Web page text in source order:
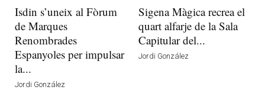
Isdin s’uneix al Fòrum
de Marques
Renombrades
Espanyoles per impulsar
la...
Jordi González
Sigena Màgica recrea el
quart alfarje de la Sala
Capitular del...
Jordi González